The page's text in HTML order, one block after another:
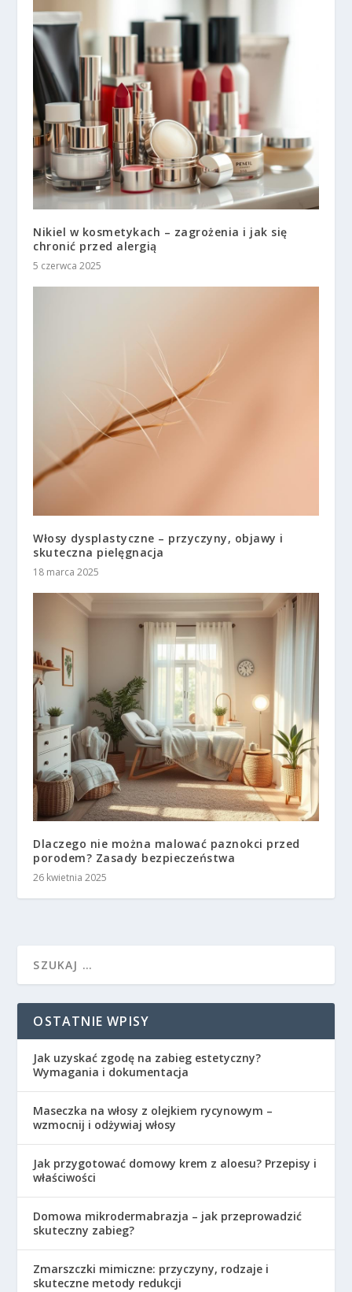
Nikiel w kosmetykach – zagrożenia i jak się
chronić przed alergią
5 czerwca 2025
Włosy dysplastyczne – przyczyny, objawy i
skuteczna pielęgnacja
18 marca 2025
Dlaczego nie można malować paznokci przed
porodem? Zasady bezpieczeństwa
26 kwietnia 2025
OSTATNIE WPISY
Jak uzyskać zgodę na zabieg estetyczny?
Wymagania i dokumentacja
Maseczka na włosy z olejkiem rycynowym –
wzmocnij i odżywiaj włosy
Jak przygotować domowy krem z aloesu? Przepisy i
właściwości
Domowa mikrodermabrazja – jak przeprowadzić
skuteczny zabieg?
Zmarszczki mimiczne: przyczyny, rodzaje i
skuteczne metody redukcji